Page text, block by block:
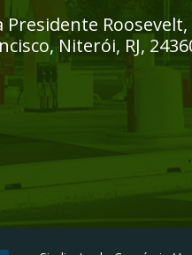
Presidente Roosevelt,
Niterói, RJ,